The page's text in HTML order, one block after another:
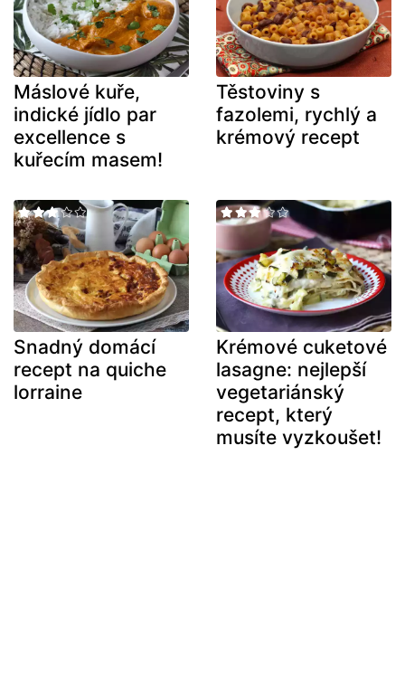
Máslové kuře,
indické jídlo par
excellence s
kuřecím masem!
Těstoviny s
fazolemi, rychlý a
krémový recept
Snadný domácí
recept na quiche
lorraine
Krémové cuketové
lasagne: nejlepší
vegetariánský
recept, který
musíte vyzkoušet!